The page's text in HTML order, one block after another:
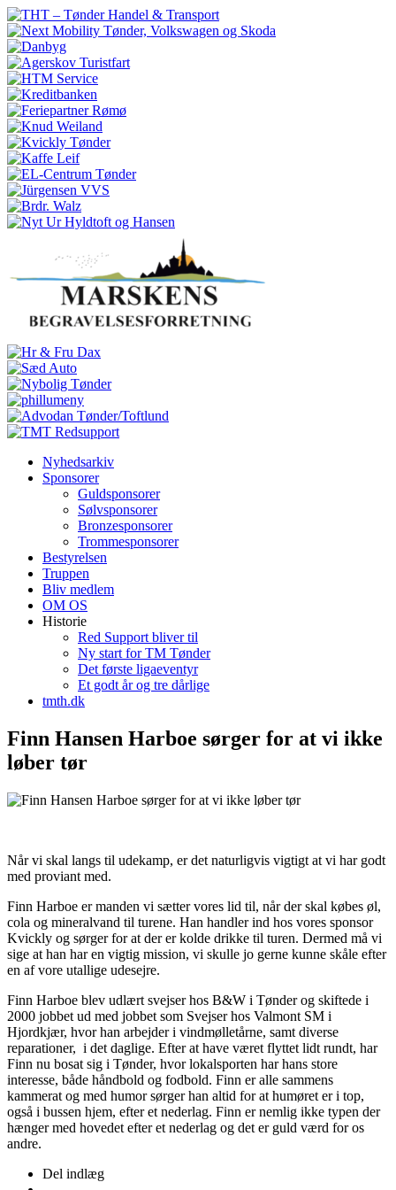
Nyhedsarkiv
Sponsorer
Guldsponsorer
Sølvsponsorer
Bronzesponsorer
Trommesponsorer
Bestyrelsen
Truppen
Bliv medlem
OM OS
Historie
Red Support bliver til
Ny start for TM Tønder
Det første ligaeventyr
Et godt år og tre dårlige
tmth.dk
Finn Hansen Harboe sørger for at vi ikke
løber tør
Når vi skal langs til udekamp, er det naturligvis vigtigt at vi har godt
med proviant med.
Finn Harboe er manden vi sætter vores lid til, når der skal købes øl,
cola og mineralvand til turene. Han handler ind hos vores sponsor
Kvickly og sørger for at der er kolde drikke til turen. Dermed må vi
sige at han har en vigtig mission, vi skulle jo gerne kunne skåle efter
en af vore utallige udesejre.
Finn Harboe blev udlært svejser hos B&W i Tønder og skiftede i
2000 jobbet ud med jobbet som Svejser hos Valmont SM i
Hjordkjær, hvor han arbejder i vindmølletårne, samt diverse
reparationer, i det daglige. Efter at have været flyttet lidt rundt, har
Finn nu bosat sig i Tønder, hvor lokalsporten har hans store
interesse, både håndbold og fodbold. Finn er alle sammens
kammerat og med humor sørger han altid for at humøret er i top,
også i bussen hjem, efter et nederlag. Finn er nemlig ikke typen der
hænger med hovedet efter et nederlag og det er guld værd for os
andre.
Del indlæg